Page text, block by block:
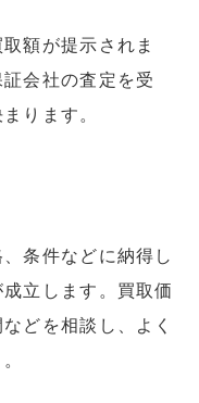
額が提示されま
会社の査定を受
ります。
条件などに納得し
立します。買取価
どを相談し、よく